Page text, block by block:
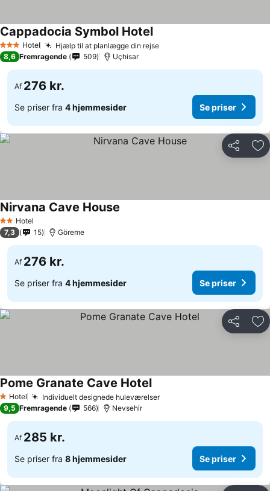
3 StjernerHotel Hjælp til at planlægge din rejse
Cappadocia Symbol Hotel
8,6 Fremragende 509 Uçhisar
Af 276 kr.
Se priser fra 4 hjemmesider Se priser
Del
2 Stjerner
Hotel
Nirvana Cave House
7,3 15 Göreme
Af 276 kr.
Se priser fra 4 hjemmesider Se priser
Del
1 Stjerner
Hotel Individuelt designede huleværelser
Pome Granate Cave Hotel
9,5 Fremragende 566 Nevsehir
Af 285 kr.
Se priser fra 8 hjemmesider Se priser